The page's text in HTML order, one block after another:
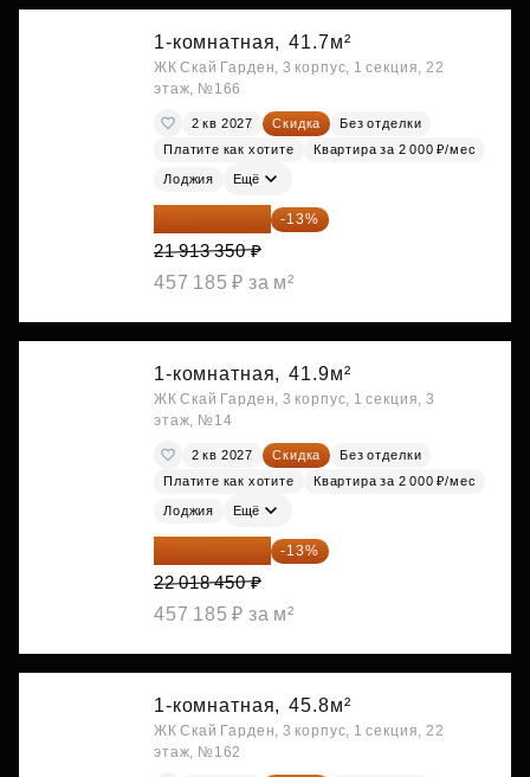
1-комнатная, 41.7м²
ЖК Скай Гарден, 3 корпус, 1 секция, 22
этаж, №166
2 кв 2027 Скидка
Без отделки
Платите как хотите
Квартира за 2 000 ₽/мес
Лоджия Ещё
19 064 615 ₽ -13%
21 913 350 ₽
457 185 ₽ за м²
1-комнатная, 41.9м²
ЖК Скай Гарден, 3 корпус, 1 секция, 3
этаж, №14
2 кв 2027 Скидка
Без отделки
Платите как хотите
Квартира за 2 000 ₽/мес
Лоджия Ещё
19 156 052 ₽ -13%
22 018 450 ₽
457 185 ₽ за м²
1-комнатная, 45.8м²
ЖК Скай Гарден, 3 корпус, 1 секция, 22
этаж, №162